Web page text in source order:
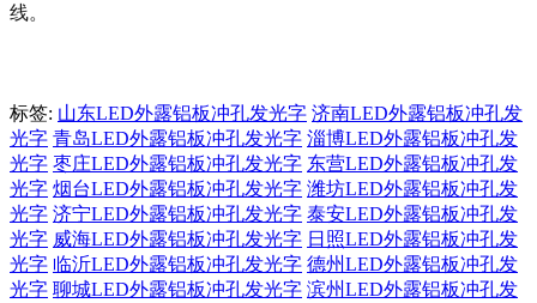
线。
标签: 山东LED外露铝板冲孔发光字 济南LED外露铝板冲孔发
光字 青岛LED外露铝板冲孔发光字 淄博LED外露铝板冲孔发
光字 枣庄LED外露铝板冲孔发光字 东营LED外露铝板冲孔发
光字 烟台LED外露铝板冲孔发光字 潍坊LED外露铝板冲孔发
光字 济宁LED外露铝板冲孔发光字 泰安LED外露铝板冲孔发
光字 威海LED外露铝板冲孔发光字 日照LED外露铝板冲孔发
光字 临沂LED外露铝板冲孔发光字 德州LED外露铝板冲孔发
光字 聊城LED外露铝板冲孔发光字 滨州LED外露铝板冲孔发